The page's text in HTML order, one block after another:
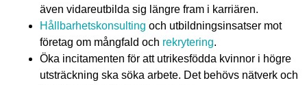
även vidareutbilda sig längre fram i karriären.
Hållbarhetskonsulting och utbildningsinsatser mot
företag om mångfald och rekrytering.
Öka incitamenten för att utrikesfödda kvinnor i högre
utsträckning ska söka arbete. Det behövs nätverk och